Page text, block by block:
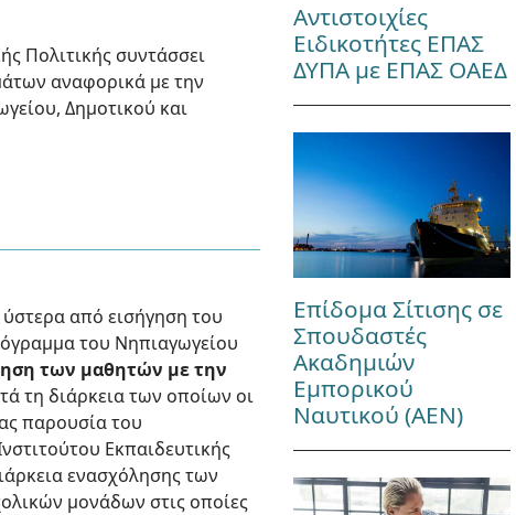
Πολιτικής συντάσσει
αναφορικά με την
Δημοτικού και
από εισήγηση του
του Νηπιαγωγείου
των μαθητών με την
τη διάρκεια των οποίων οι
παρουσία του
Εκπαιδευτικής
ενασχόλησης των
μονάδων στις οποίες
Αντιστοιχίες
Ειδικοτήτες ΕΠΑΣ
ΔΥΠΑ με ΕΠΑΣ ΟΑΕΔ
Επίδομα Σίτισης σε
Σπουδαστές
Ακαδημιών
Εμπορικού
Ναυτικού (ΑΕΝ)